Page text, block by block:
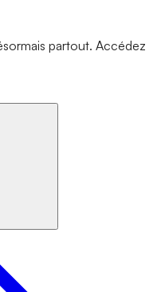
partout. Accédez